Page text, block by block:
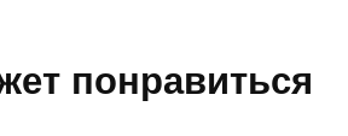
понравиться